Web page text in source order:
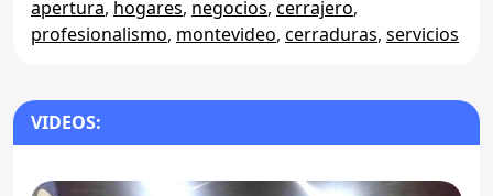
apertura, hogares, negocios, cerrajero,
profesionalismo, montevideo, cerraduras, servicios
VIDEOS: